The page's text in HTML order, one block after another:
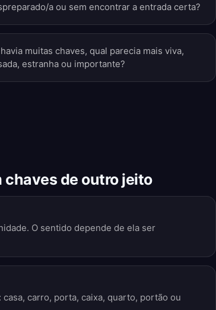
a ou sem encontrar a entrada certa?
muitas chaves, qual parecia mais viva,
estranha ou importante?
chaves de outro jeito
O sentido depende de ela ser
carro, porta, caixa, quarto, portão ou